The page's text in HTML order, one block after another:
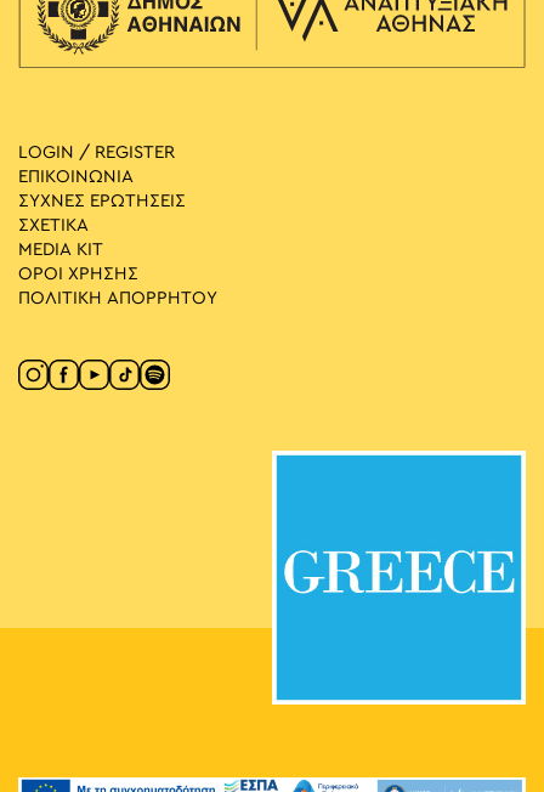
LOGIN / REGISTER
ΕΠΙΚΟΙΝΩΝΙΑ
ΣΥΧΝΕΣ ΕΡΩΤΗΣΕΙΣ
ΣΧΕΤΙΚΑ
MEDIA ΚIT
ΟΡΟΙ ΧΡΗΣΗΣ
ΠΟΛΙΤΙΚΗ ΑΠΟΡΡΗΤΟΥ